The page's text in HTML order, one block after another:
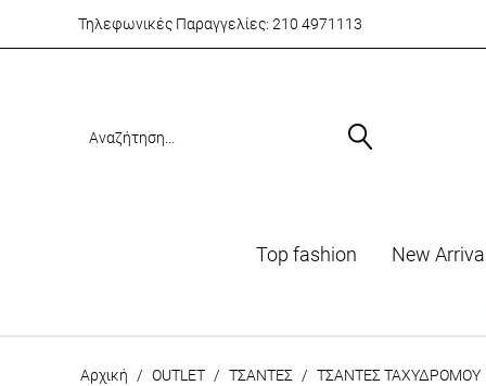
Τηλεφωνικές Παραγγελίες: 210 4971113
Top fashion Νew
Αρχική / OUTLET / ΤΣΑΝΤΕΣ / ΤΣΑΝΤΕΣ ΤΑΧΥΔΡΟΜΟΥ